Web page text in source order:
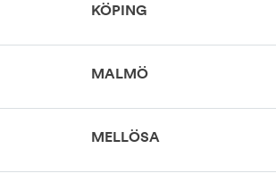
KÖPING
MALMÖ
MELLÖSA